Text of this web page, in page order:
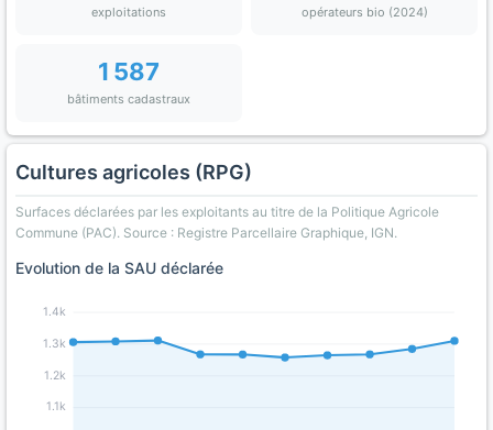
exploitations opérateurs bio (2024)
1 587
bâtiments cadastraux
Cultures agricoles (RPG)
Surfaces déclarées par les exploitants au titre de la Politique Agricole
Commune (PAC). Source : Registre Parcellaire Graphique, IGN.
Evolution de la SAU déclarée
1.1k
1.2k
1.3k
1.4k